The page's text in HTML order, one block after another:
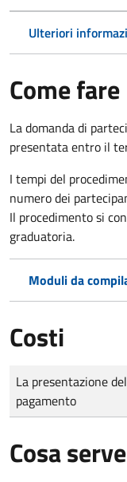
Ulteriori
Come fare
La domanda di
presentata entro il
I tempi del
numero dei
Il procedimento si
graduatoria.
Moduli da
Costi
Tipo di pagamento
Importo
La presentazione
pagamento
Cosa serve